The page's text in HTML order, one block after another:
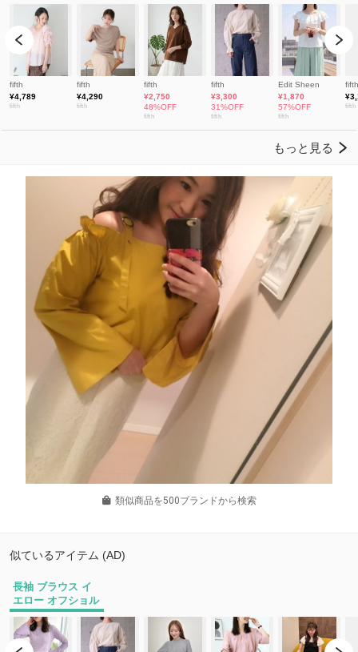
類似商品を500ブランドから検索